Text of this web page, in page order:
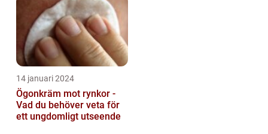
14 januari 2024
Ögonkräm mot rynkor -
Vad du behöver veta för
ett ungdomligt utseende